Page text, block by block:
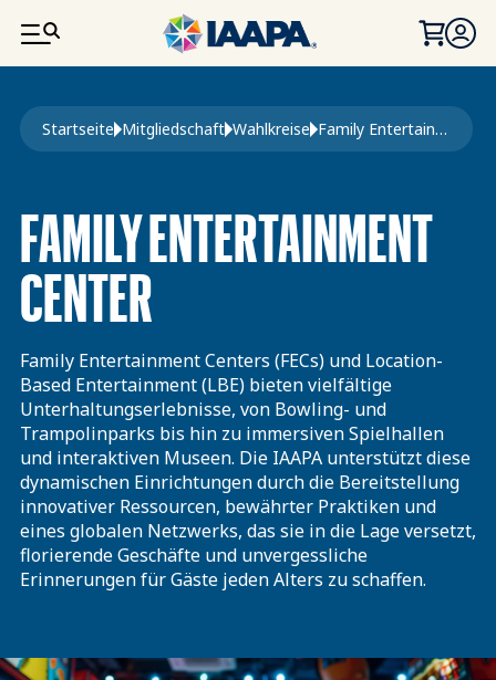
DIREKT ZUM INHALT
Pfadnavigation
Startseite Mitgliedschaft Wahlkreise Family Entertainment Center
FAMILY ENTERTAINMENT
CENTER
Family Entertainment Centers (FECs) und Location-
Based Entertainment (LBE) bieten vielfältige
Unterhaltungserlebnisse, von Bowling- und
Trampolinparks bis hin zu immersiven Spielhallen
und interaktiven Museen. Die IAAPA unterstützt diese
dynamischen Einrichtungen durch die Bereitstellung
innovativer Ressourcen, bewährter Praktiken und
eines globalen Netzwerks, das sie in die Lage versetzt,
florierende Geschäfte und unvergessliche
Erinnerungen für Gäste jeden Alters zu schaffen.